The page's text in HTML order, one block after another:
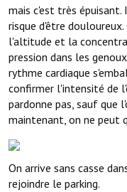
mais c'est très
risque d'être
l'altitude et la
pression dans les
rythme cardiaque
confirmer l'intensité de
pardonne pas, sauf que
maintenant, on ne peut
On arrive sans casse
rejoindre le parking.